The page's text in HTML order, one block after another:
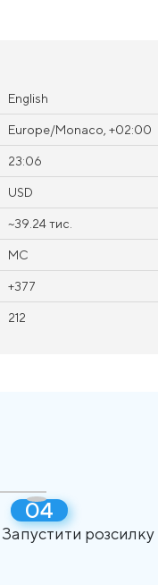
English
Europe/Monaco, +02:00
23:06
USD
~39.24 тис.
MC
+377
212
Запустити розсилку